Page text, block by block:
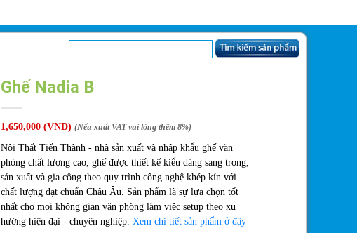
Ghế Nadia B
1,650,000(VND) (Nếu xuất VAT vui lòng thêm 8%)
Nội Thất Tiến Thành - nhà sản xuất và nhập khẩu ghế văn
phòng chất lượng cao, ghế được thiết kế kiểu dáng sang trọng,
sản xuất và gia công theo quy trình công nghệ khép kín với
chất lượng đạt chuẩn Châu Âu. Sản phẩm là sự lựa chọn tốt
nhất cho mọi không gian văn phòng làm việc setup theo xu
hướng hiện đại - chuyên nghiệp. Xem chi tiết sản phẩm ở đây